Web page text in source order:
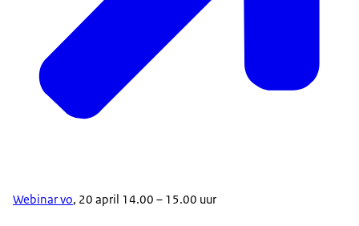
Webinar vo, 20 april 14.00 – 15.00 uur